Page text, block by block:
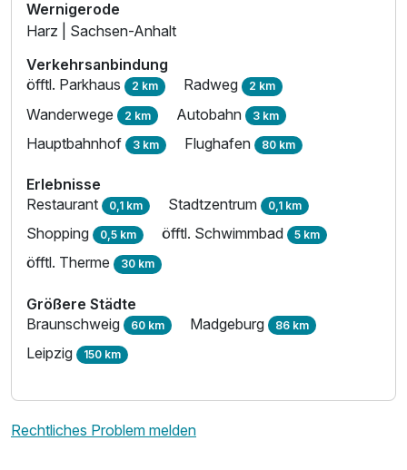
Wernigerode
Harz | Sachsen-Anhalt
Verkehrsanbindung
öfftl. Parkhaus 2 km Radweg 2 km
Wanderwege 2 km Autobahn 3 km
Hauptbahnhof 3 km Flughafen 80 km
Erlebnisse
Restaurant 0,1 km Stadtzentrum 0,1 km
Shopping 0,5 km öfftl. Schwimmbad 5 km
öfftl. Therme 30 km
Größere Städte
Braunschweig 60 km Madgeburg 86 km
Leipzig 150 km
Rechtliches Problem melden